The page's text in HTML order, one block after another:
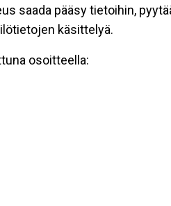
saada pääsy tietoihin,
käsittelyä.
osoitteella: